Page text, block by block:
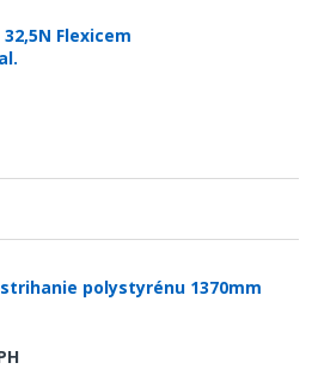
Flexicem
polystyrénu 1370mm